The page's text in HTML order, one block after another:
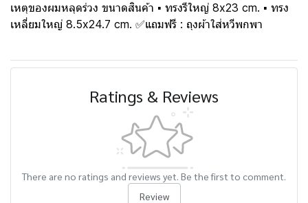
เหตุของผมหลุดร่วง ขนาดสินค้า ▪ ทรงรีใหญ่ 8x23 cm. ▪ ทรง
เหลี่ยมใหญ่ 8.5x24.7 cm. ✅แถมฟรี : ถุงผ้าใส่หวีพกพา
Ratings & Reviews
There are no ratings and reviews yet. Be the first to comment.
Review